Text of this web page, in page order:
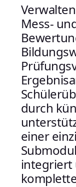
Mess-
durch
einer
integriert